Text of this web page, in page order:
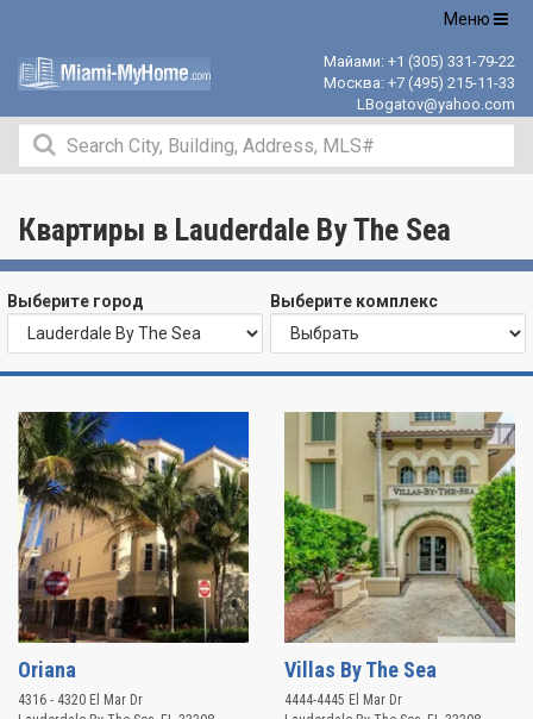
Открыть
Меню
Майами: +1 (305) 331-79-22
Москва: +7 (495) 215-11-33
LBogatov@yahoo.com
Квартиры в Lauderdale By The Sea
Выберите город Выберите комплекс
Oriana
4316 - 4320 El Mar Dr
Villas By The Sea
4444-4445 El Mar Dr